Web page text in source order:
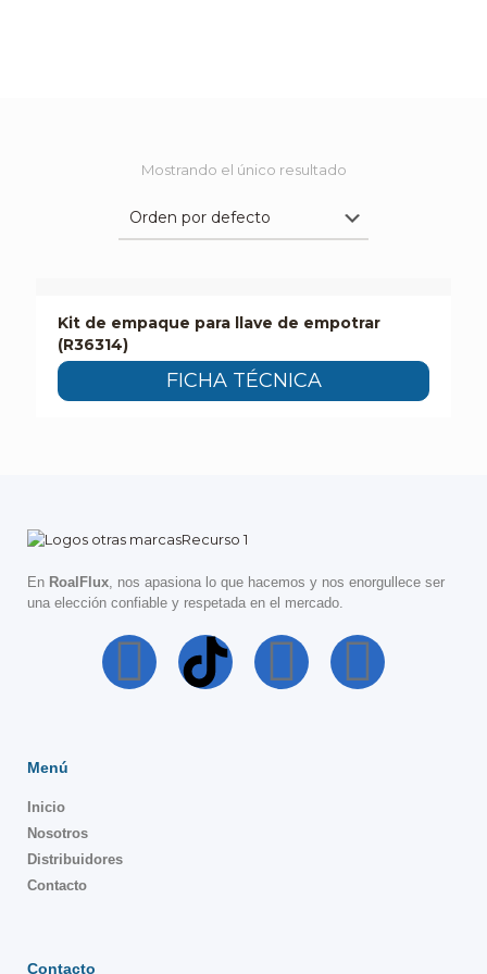
Mostrando el único resultado
Kit de empaque para llave de empotrar
(R36314)
FICHA TÉCNICA
En RoalFlux, nos apasiona lo que hacemos y nos enorgullece ser
una elección confiable y respetada en el mercado.
Menú
Inicio
Nosotros
Distribuidores
Contacto
Contacto